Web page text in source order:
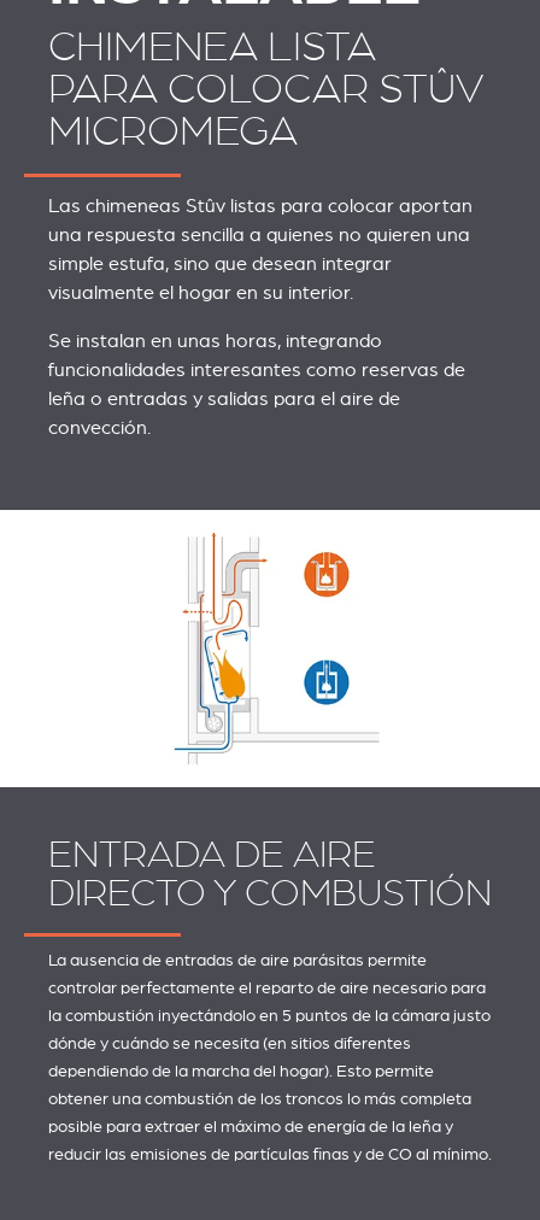
CHIMENEA LISTA
PARA COLOCAR STÛV
MICROMEGA
Las chimeneas Stûv listas para colocar aportan
una respuesta sencilla a quienes no quieren una
simple estufa, sino que desean integrar
visualmente el hogar en su interior.
Se instalan en unas horas, integrando
funcionalidades interesantes como reservas de
leña o entradas y salidas para el aire de
convección.
ENTRADA DE AIRE
DIRECTO Y COMBUSTIÓN
La ausencia de entradas de aire parásitas permite
controlar perfectamente el reparto de aire necesario para
la combustión inyectándolo en 5 puntos de la cámara justo
dónde y cuándo se necesita (en sitios diferentes
dependiendo de la marcha del hogar). Esto permite
obtener una combustión de los troncos lo más completa
posible para extraer el máximo de energía de la leña y
reducir las emisiones de partículas finas y de CO al mínimo.